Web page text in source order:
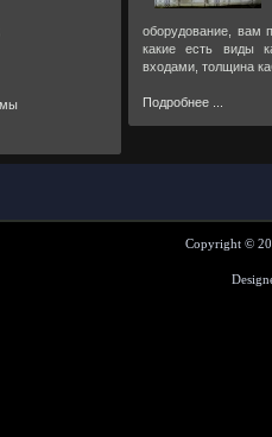
оборудование, вам
какие есть виды
входами, толщина
Подробнее ...
Copyright ©